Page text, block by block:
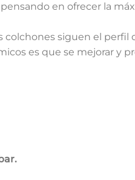
en ofrecer la
colchones siguen el
es que se mejorar y